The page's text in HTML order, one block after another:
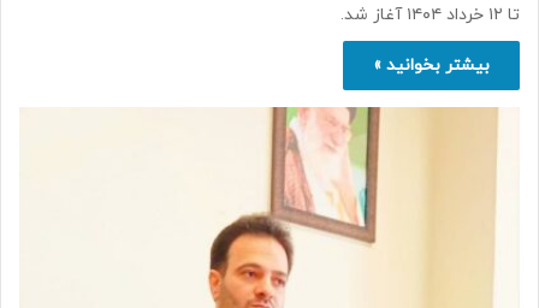
تا ۱۲ خرداد ۱۴۰۴ آغاز شد.
بیشتر بخوانید »